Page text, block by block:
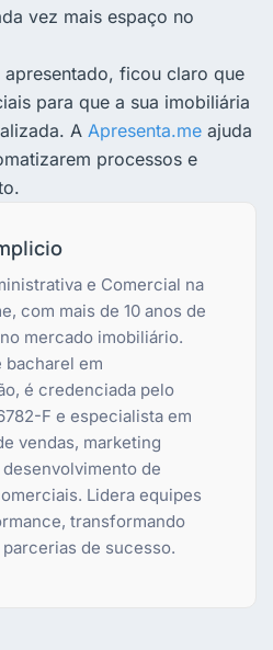
vez mais espaço no
ficou claro que
para que a sua imobiliária
A Apresenta.me ajuda
processos e
e Comercial na
com mais de 10 anos de
mercado imobiliário.
bacharel em
é credenciada pelo
F e especialista em
vendas, marketing
de
Lidera equipes
transformando
de sucesso.